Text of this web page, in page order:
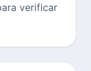
verificar